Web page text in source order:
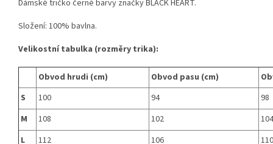
Dámské tričko černé barvy značky BLACK HEART.
Složení: 100% bavlna.
Velikostní tabulka (rozměry trika):
Obvod hrudi (cm) Obvod pasu (cm)
S
100 94
98
M
108 102
104
L
112 106
110